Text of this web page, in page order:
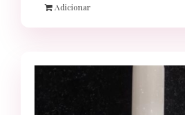
Adicionar